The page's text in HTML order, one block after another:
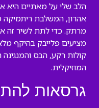
הלב שלי על מאתיים היא
אהרון, המשלבת
מרתק. כדי לתת לשיר זה
מציעים פלייבק בהיקף
קולות רקע, הבס
המוזיקלית.
גרסאות